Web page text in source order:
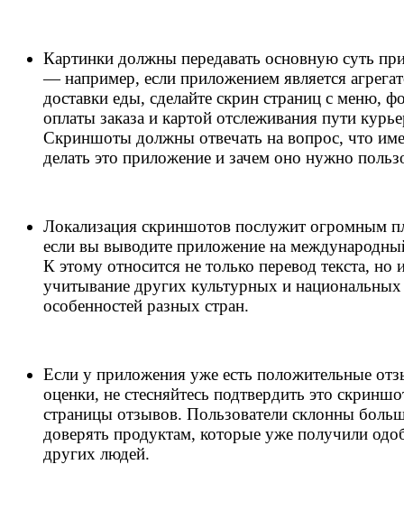
Картинки должны передавать основную суть
— например, если приложением является
доставки еды, сделайте скрин страниц с меню,
оплаты заказа и картой отслеживания пути
Скриншоты должны отвечать на вопрос, что
делать это приложение и зачем оно нужно
Локализация скриншотов послужит огромным
если вы выводите приложение на
К этому относится не только перевод текста, но
учитывание других культурных и национальных
особенностей разных стран.
Если у приложения уже есть положительные
оценки, не стесняйтесь подтвердить это
страницы отзывов. Пользователи склонны
доверять продуктам, которые уже получили
других людей.